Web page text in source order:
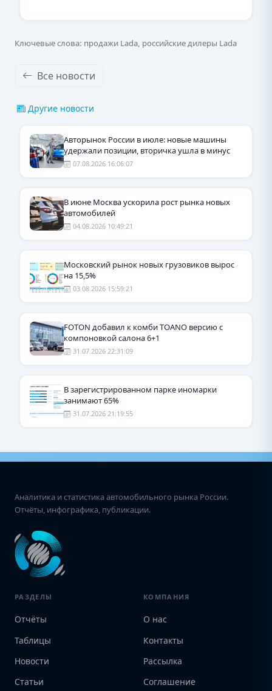
Ключевые слова: продажи Lada, российские дилеры Lada
Все новости
Другие новости
Авторынок России в июле: новые машины
удержали позиции, вторичка ушла в минус
07.08.2026 16:06:07
В июне Москва ускорила рост рынка новых
автомобилей
04.08.2026 10:49:21
Московский рынок новых грузовиков вырос
на 15,5%
03.08.2026 15:59:21
FOTON добавил к комби TOANO версию с
компоновкой салона 6+1
31.07.2026 22:31:09
В зарегистрированном парке иномарки
занимают 65%
31.07.2026 21:19:55
Аналитика и статистика автомобильного рынка России.
Отчёты, инфографика, публикации.
РАЗДЕЛЫ
Отчёты
Таблицы
Новости
Статьи
КОМПАНИЯ
О нас
Контакты
Рассылка
Соглашение